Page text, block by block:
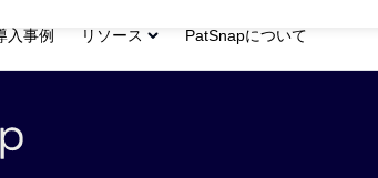
入事例 リソース PatSnapについて
searching can help.